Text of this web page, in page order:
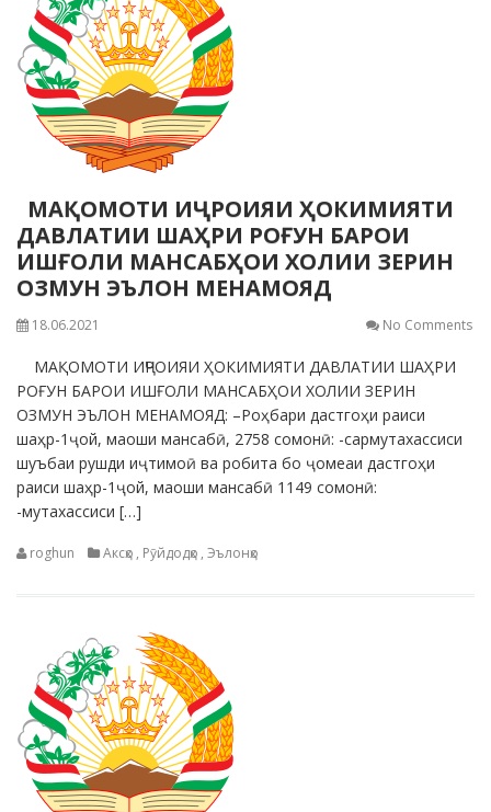
МАҚОМОТИ ИҶРОИЯИ ҲОКИМИЯТИ
ДАВЛАТИИ ШАҲРИ РОҒУН БАРОИ
ИШҒОЛИ МАНСАБҲОИ ХОЛИИ ЗЕРИН
ОЗМУН ЭЪЛОН МЕНАМОЯД
18.06.2021 No Comments
МАҚОМОТИ ИҶРОИЯИ ҲОКИМИЯТИ ДАВЛАТИИ ШАҲРИ
РОҒУН БАРОИ ИШҒОЛИ МАНСАБҲОИ ХОЛИИ ЗЕРИН
ОЗМУН ЭЪЛОН МЕНАМОЯД: –Роҳбари дастгоҳи раиси
шаҳр-1ҷой, маоши мансабӣ, 2758 сомонӣ: -сармутахассиси
шуъбаи рушди иҷтимоӣ ва робита бо ҷомеаи дастгоҳи
раиси шаҳр-1ҷой, маоши мансабӣ 1149 сомонӣ:
-мутахассиси […]
roghun Аксҳо , Рӯйдодҳо , Эълонҳо